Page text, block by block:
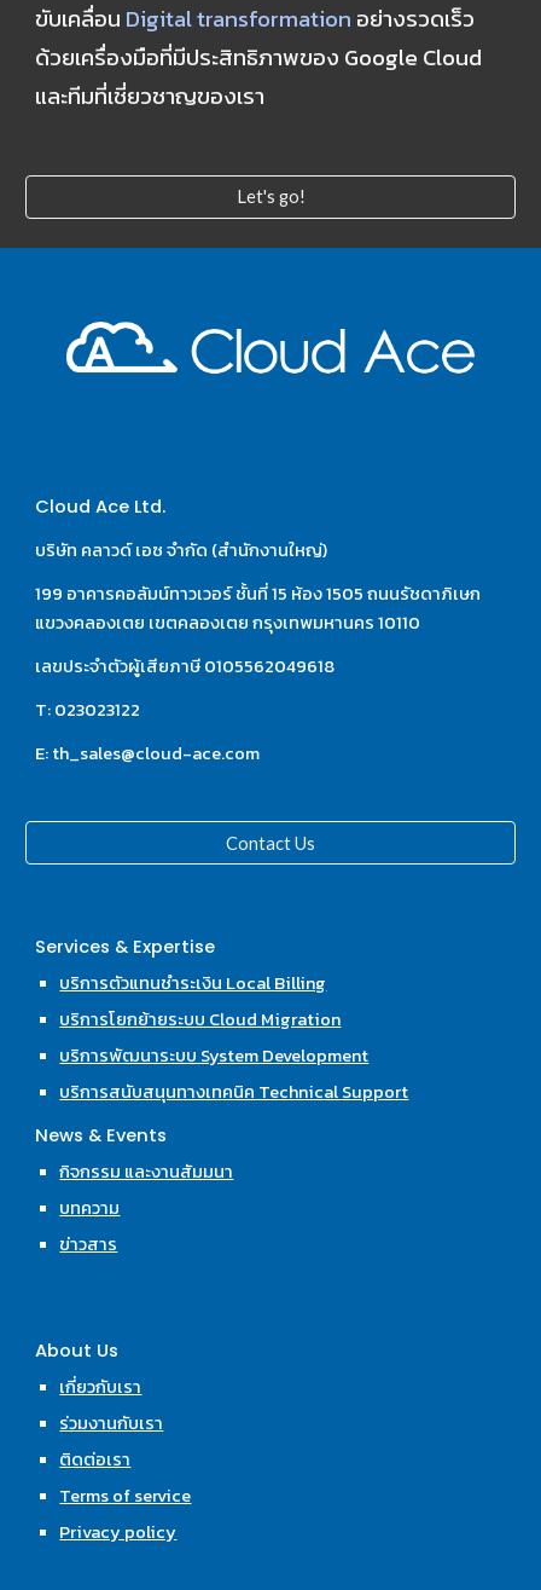
ขับเคลื่อน Digital transformation อย่างรวดเร็ว
ด้วยเครื่องมือที่มีประสิทธิภาพของ Google Cloud
และทีมที่เชี่ยวชาญของเรา
Let's go!
Cloud Ace Ltd.
บริษัท คลาวด์ เอซ จำกัด (สำนักงานใหญ่)
199 อาคารคอลัมน์ทาวเวอร์ ชั้นที่ 15 ห้อง 1505 ถนนรัชดาภิเษก
แขวงคลองเตย เขตคลองเตย กรุงเทพมหานคร 10110
เลขประจำตัวผู้เสียภาษี 0105562049618
T: 023023122
E: th_sales@cloud-ace.com
Contact Us
Services & Expertise
บริการตัวแทนชำระเงิน Local Billing
บริการโยกย้ายระบบ Cloud Migration
บริการพัฒนาระบบ System Development
บริการสนับสนุนทางเทคนิค Technical Support
News & Events
กิจกรรม และงานสัมมนา
บทความ
ข่าวสาร
About Us
เกี่ยวกับเรา
ร่วมงานกับเรา
ติดต่อเรา
Terms of service
Privacy policy